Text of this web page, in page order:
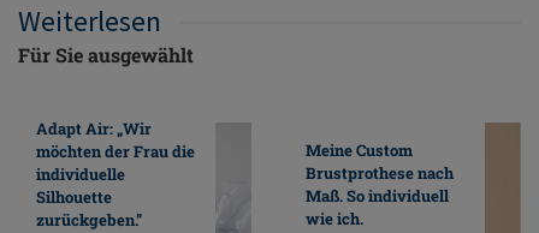
Weiterlesen
Für Sie ausgewählt
Adapt Air: „Wir
möchten der Frau die
individuelle
Silhouette
zurückgeben.”
Meine Custom
Brustprothese nach
Maß. So individuell
wie ich.